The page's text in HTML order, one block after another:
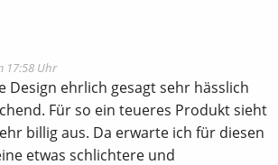
17:58 Uhr
Design ehrlich gesagt sehr hässlich
Für so ein teueres Produkt sieht
billig aus. Da erwarte ich für diesen
etwas schlichtere und